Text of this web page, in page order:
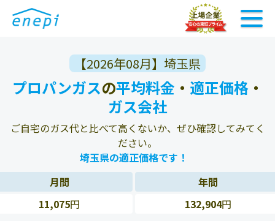
【2026年08月】埼玉県
プロパンガスの平均料金 ・ 適正価格 ・
ガス会社
ご自宅のガス代と比べて高くないか、ぜひ確認してみてく
ださい。
埼玉県の適正価格です！
月間
年間
11,075円 132,904円